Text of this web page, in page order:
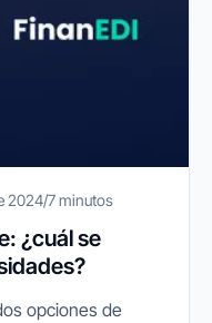
2024/7 minutos
¿cuál se
opciones de